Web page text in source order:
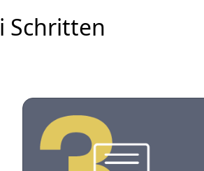
Schritten